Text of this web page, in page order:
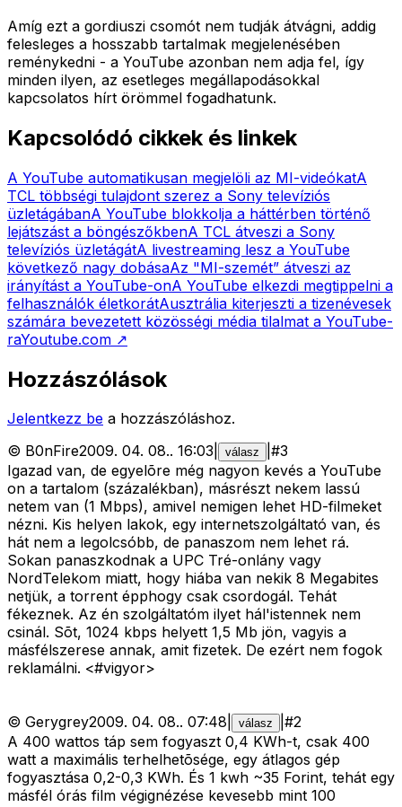
Amíg ezt a gordiuszi csomót nem tudják átvágni, addig
felesleges a hosszabb tartalmak megjelenésében
reménykedni - a YouTube azonban nem adja fel, így
minden ilyen, az esetleges megállapodásokkal
kapcsolatos hírt örömmel fogadhatunk.
Kapcsolódó cikkek és linkek
A YouTube automatikusan megjelöli az MI-videókatA
TCL többségi tulajdont szerez a Sony televíziós
üzletágábanA YouTube blokkolja a háttérben történő
lejátszást a böngészőkbenA TCL átveszi a Sony
televíziós üzletágátA livestreaming lesz a YouTube
következő nagy dobásaAz "MI-szemét” átveszi az
irányítást a YouTube-onA YouTube elkezdi megtippelni a
felhasználók életkorátAusztrália kiterjeszti a tizenévesek
számára bevezetett közösségi média tilalmat a YouTube-
raYoutube.com ↗
Hozzászólások
Jelentkezz be a hozzászóláshoz.
© B0nFire2009. 04. 08.. 16:03 válasz #3
Igazad van, de egyelõre még nagyon kevés a YouTube
on a tartalom (százalékban), másrészt nekem lassú
netem van (1 Mbps), amivel nemigen lehet HD-filmeket
nézni. Kis helyen lakok, egy internetszolgáltató van, és
hát nem a legolcsóbb, de panaszom nem lehet rá.
Sokan panaszkodnak a UPC Tré-onlány vagy
NordTelekom miatt, hogy hiába van nekik 8 Megabites
netjük, a torrent épphogy csak csordogál. Tehát
fékeznek. Az én szolgáltatóm ilyet hál'istennek nem
csinál. Sõt, 1024 kbps helyett 1,5 Mb jön, vagyis a
másfélszerese annak, amit fizetek. De ezért nem fogok
reklamálni. <#vigyor>
© Gerygrey2009. 04. 08.. 07:48 válasz #2
A 400 wattos táp sem fogyaszt 0,4 KWh-t, csak 400
watt a maximális terhelhetõsége, egy átlagos gép
fogyasztása 0,2-0,3 KWh. És 1 kwh ~35 Forint, tehát egy
másfél órás film végignézése kevesebb mint 100